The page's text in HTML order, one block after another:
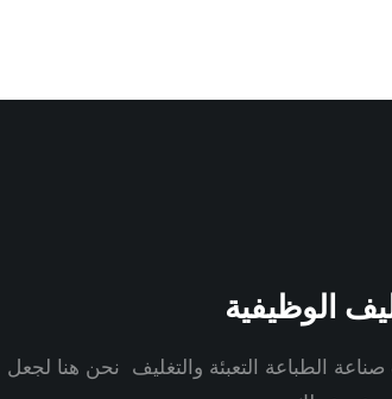
الوظيفية
الطباعة التعبئة والتغليف نحن هنا لجعل